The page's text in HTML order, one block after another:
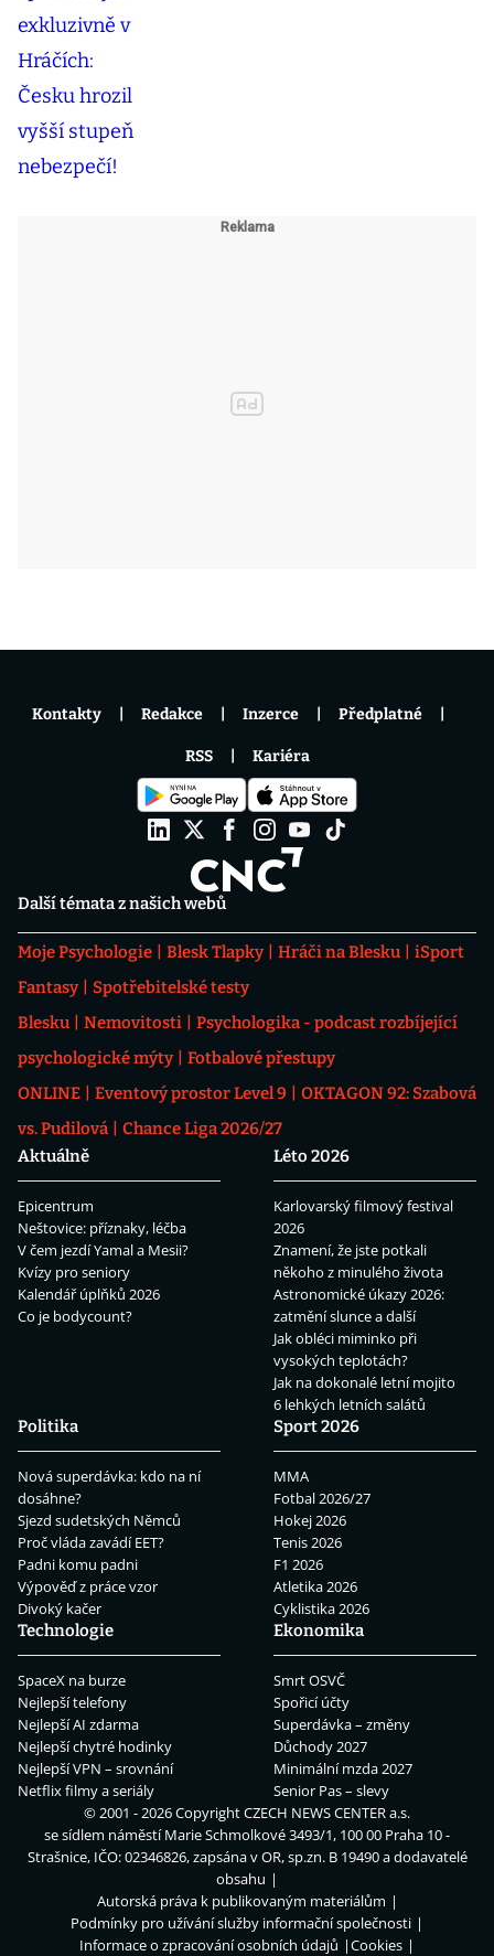
Další témata z našich webů
Moje Psychologie Blesk Tlapky Hráči na Blesku
iSport
Fantasy
Spotřebitelské testy
Blesku
Nemovitosti
Psychologika - podcast rozbíjející
psychologické mýty
Fotbalové přestupy
ONLINE
Eventový prostor Level 9
OKTAGON 92: Szabová
vs. Pudilová
Chance Liga 2026/27
Aktuálně
Epicentrum
Neštovice: příznaky, léčba
V čem jezdí Yamal a Mesii?
Kvízy pro seniory
Kalendář úplňků 2026
Co je bodycount?
Léto 2026
Karlovarský filmový festival
2026
Znamení, že jste potkali
někoho z minulého života
Astronomické úkazy 2026:
zatmění slunce a další
Jak obléci miminko při
vysokých teplotách?
Jak na dokonalé letní mojito
6 lehkých letních salátů
Politika
Nová superdávka: kdo na ní
dosáhne?
Sjezd sudetských Němců
Proč vláda zavádí EET?
Padni komu padni
Výpověď z práce vzor
Divoký kačer
Sport 2026
MMA
Fotbal 2026/27
Hokej 2026
Tenis 2026
F1 2026
Atletika 2026
Cyklistika 2026
Technologie
SpaceX na burze
Nejlepší telefony
Nejlepší AI zdarma
Nejlepší chytré hodinky
Nejlepší VPN – srovnání
Netflix filmy a seriály
Ekonomika
Smrt OSVČ
Spořicí účty
Superdávka – změny
Důchody 2027
Minimální mzda 2027
Senior Pas – slevy
Kontakty Redakce Inzerce Předplatné
RSS Kariéra
© 2001 - 2026 CopyrightCZECH NEWS CENTER a.s.
se sídlem náměstí Marie Schmolkové 3493/1, 100 00 Praha 10 -
Strašnice, IČO: 02346826, zapsána v OR, sp.zn. B 19490 a dodavatelé
obsahu
Autorská práva k publikovaným materiálům
Podmínky pro užívání služby informační společnosti
Informace o zpracování osobních údajů
Cookies